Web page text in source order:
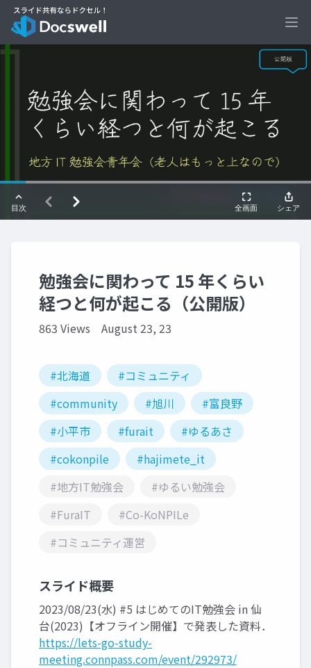
勉強会に関わって 15 年くらい
経つと何が起こる（公開版）
863 Views August 23, 23
#北海道
#コミュニティ
#community
#旭川
#富良野
#小平市
#furait
#ゆるあさ
#cokonpile
#hajimete_it
#地方IT勉強会
#ゆるい勉強会
#FuraIT
#Co-KoNPILe
#コミュニティ運営
スライド概要
2023/08/23(水) #5 はじめてのIT勉強会 in 仙
台(2023)【オフライン開催】で発表した資料．
https://lets-go-study-
meeting.connpass.com/event/292973/